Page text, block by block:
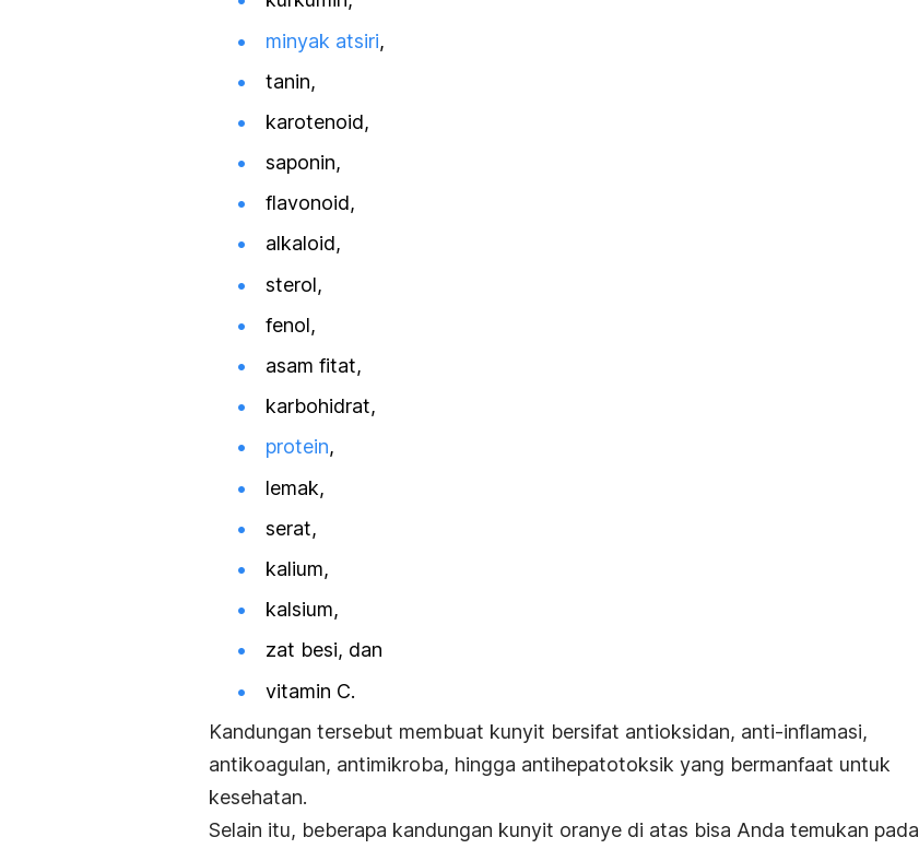
minyak atsiri,
tanin,
karotenoid,
saponin,
flavonoid,
alkaloid,
sterol,
fenol,
asam fitat,
karbohidrat,
protein,
lemak,
serat,
kalium,
kalsium,
zat besi, dan
vitamin C.
Kandungan tersebut membuat kunyit bersifat antioksidan, anti-inflamasi,
antikoagulan, antimikroba, hingga antihepatotoksik yang bermanfaat untuk
kesehatan.
Selain itu, beberapa kandungan kunyit oranye di atas bisa Anda temukan pada